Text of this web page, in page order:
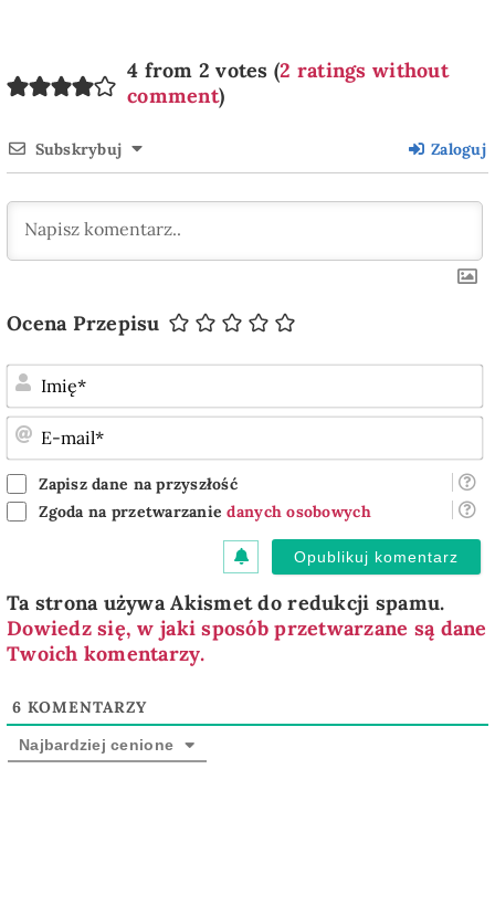
4 from 2 votes (2 ratings without
comment)
Subskrybuj Zaloguj
Ocena Przepisu
Zapisz dane na przyszłość
Zgoda na przetwarzaniedanych osobowych
Ta strona używa Akismet do redukcji spamu.
Dowiedz się, w jaki sposób przetwarzane są dane
Twoich komentarzy.
6 KOMENTARZY
Najbardziej cenione